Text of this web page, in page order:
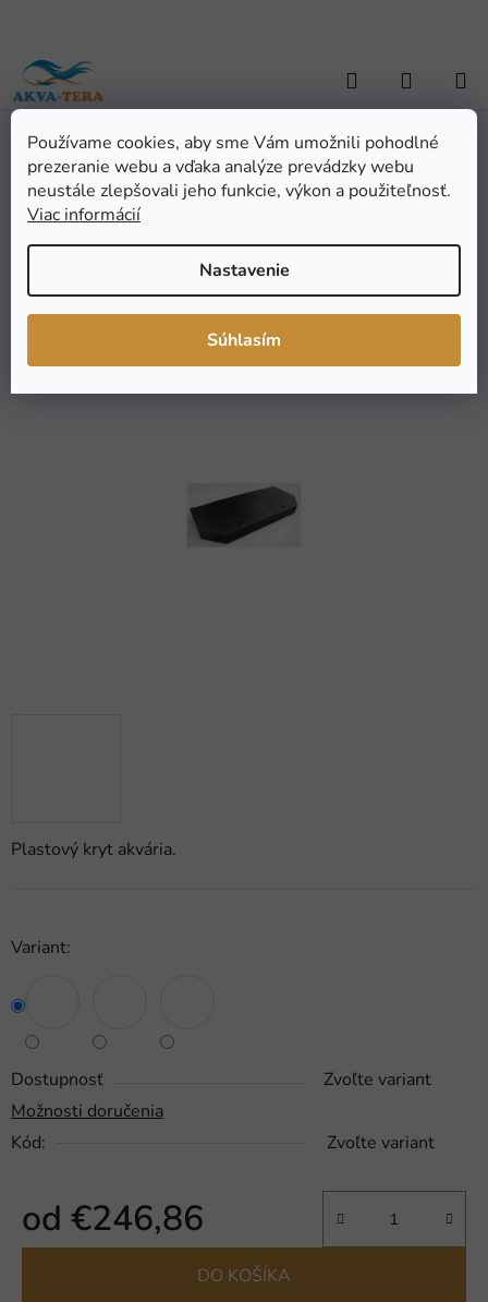
Používame cookies, aby sme Vám umožnili pohodlné
prezeranie webu a vďaka analýze prevádzky webu
neustále zlepšovali jeho funkcie, výkon a použiteľnosť.
Viac informácií
Nastavenie
Súhlasím
obsah
Hľadať
KOŠÍK
Domov / AKVARISTIKA / Akvarijná technika / Osvetlenie / Kryty
Kryt akvarijné Panorama 200x60x160x40 cm
Plastový kryt akvária.
Variant:
Dostupnosť
Zvoľte variant
Možnosti doručenia
Kód:
Zvoľte variant
od €246,86
Jednotková cena:
DO KOŠÍKA
Kryt akvarijné Panorama
200x60x160x40 cm
hodnotenie
0,0
Podrobnosti hodnotenia
Značka:AKVA-TERA.CZ (SK)